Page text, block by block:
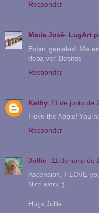
Responder
María José- LugArt
Están geniales! Me
deba ver. Besitos
Responder
Kathy 11 de junio de
I love the Apple! You
Responder
Jollie
11 de junio de
Ascension, I LOVE
Nice work :)
Hugs Jollie